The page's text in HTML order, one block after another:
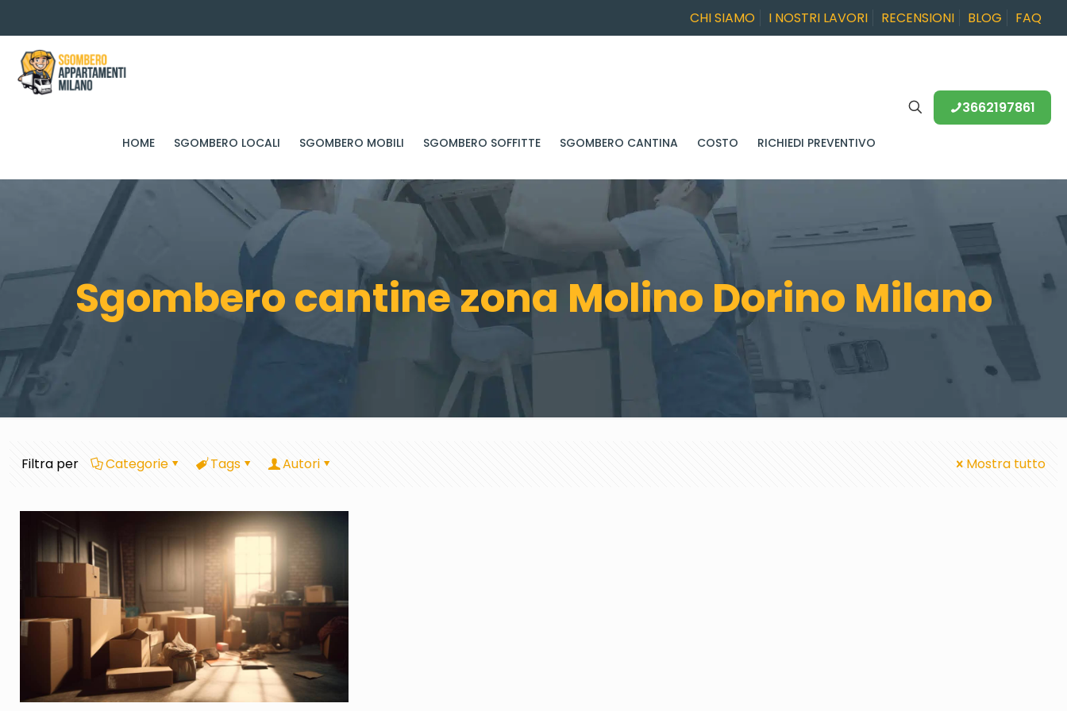
CHI SIAMO I NOSTRI LAVORI RECENSIONI BLOG FAQ
HOME SGOMBERO LOCALI SGOMBERO MOBILI SGOMBERO SOFFITTE SGOMBERO CANTINA COSTO RICHIEDI PREVENTIVO
3662197861
Sgombero cantine zona Molino Dorino Milano
Filtra per Categorie Tags Autori Mostra tutto